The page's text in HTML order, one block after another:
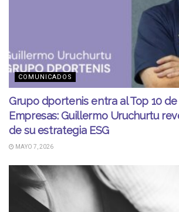
COMUNICADOS
Grupo dportenis entra al Top 10
Empresas: Guillermo Uruchurtu
de su estrategia ESG
MAYO 7, 2026